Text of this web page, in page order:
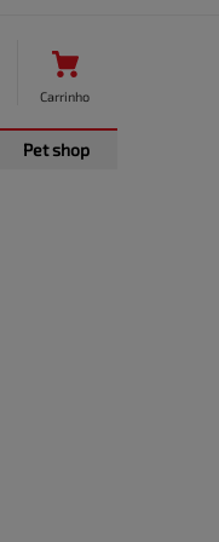
Carrinho
Pet shop